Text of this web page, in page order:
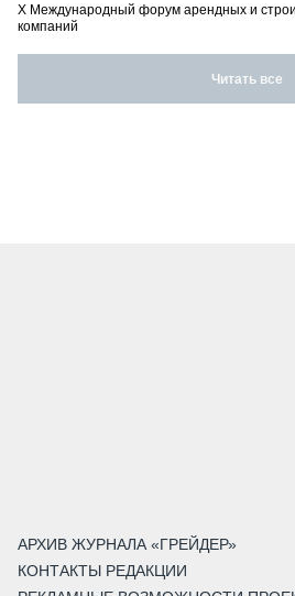
X Международный форум арендных и
компаний
Читать все
АРХИВ ЖУРНАЛА «ГРЕЙДЕР»
КОНТАКТЫ РЕДАКЦИИ